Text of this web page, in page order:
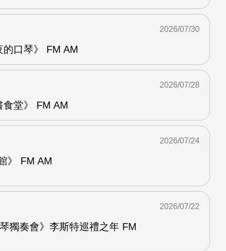
的口琴》 FM AM
2026/07/30
食堂》 FM AM
2026/07/28
》 FM AM
2026/07/24
獨奏會》李斯特巡禮之年 FM
2026/07/22